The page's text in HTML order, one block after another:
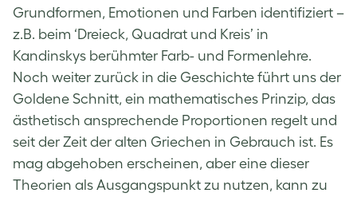
Grundformen, Emotionen und Farben identifiziert –
z.B. beim ‘Dreieck, Quadrat und Kreis’ in
Kandinskys berühmter Farb- und Formenlehre.
Noch weiter zurück in die Geschichte führt uns der
Goldene Schnitt, ein mathematisches Prinzip, das
ästhetisch ansprechende Proportionen regelt und
seit der Zeit der alten Griechen in Gebrauch ist. Es
mag abgehoben erscheinen, aber eine dieser
Theorien als Ausgangspunkt zu nutzen, kann zu